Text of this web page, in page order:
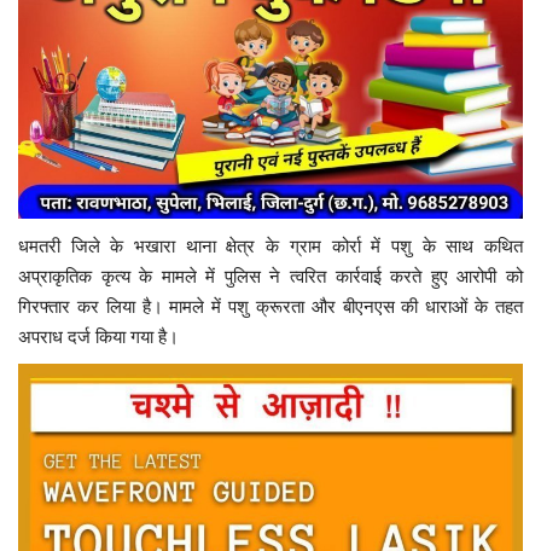
धमतरी जिले के भखारा थाना क्षेत्र के ग्राम कोर्रा में पशु के साथ कथित
अप्राकृतिक कृत्य के मामले में पुलिस ने त्वरित कार्रवाई करते हुए आरोपी को
गिरफ्तार कर लिया है। मामले में पशु क्रूरता और बीएनएस की धाराओं के तहत
अपराध दर्ज किया गया है।